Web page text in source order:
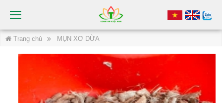
Trang chủ MỤN XƠ DỪA